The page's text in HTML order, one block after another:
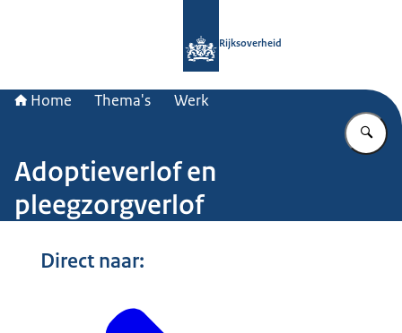
Rijksoverheid
Home Thema's Werk
Adoptieverlof en
pleegzorgverlof
Direct naar: